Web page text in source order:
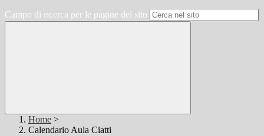
Campo di ricerca per le pagine del sito
Home >
Calendario Aula Ciatti